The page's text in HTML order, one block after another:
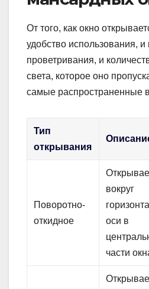
От того, как окно
удобство использования, и
проветривания, и
света, которое оно
самые распространенные
Тип
открывания
Поворотно-
откидное
вокруг
оси в
части